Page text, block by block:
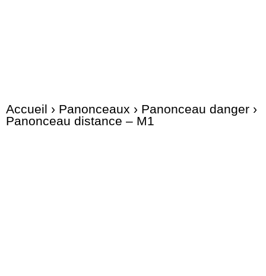
Accueil › Panonceaux › Panonceau danger ›
Panonceau distance – M1